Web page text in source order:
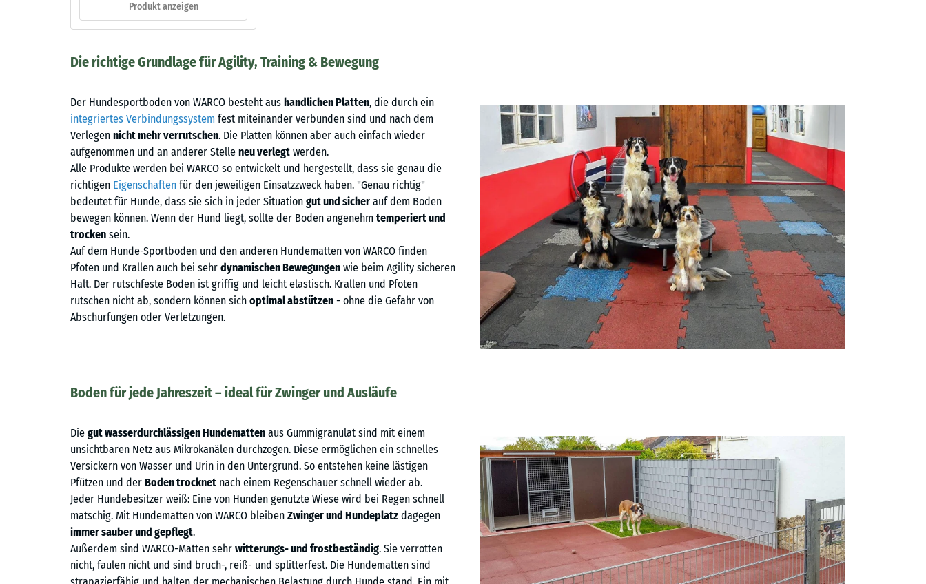
Produkt anzeigen
Die richtige Grundlage für Agility, Training & Bewegung
Der Hundesportboden von WARCO besteht aus handlichen Platten, die durch ein
integriertes Verbindungssystem fest miteinander verbunden sind und nach dem
Verlegen nicht mehr verrutschen. Die Platten können aber auch einfach wieder
aufgenommen und an anderer Stelle neu verlegt werden.
Alle Produkte werden bei WARCO so entwickelt und hergestellt, dass sie genau die
richtigen Eigenschaften für den jeweiligen Einsatzzweck haben. "Genau richtig"
bedeutet für Hunde, dass sie sich in jeder Situation gut und sicher auf dem Boden
bewegen können. Wenn der Hund liegt, sollte der Boden angenehm temperiert und
trocken sein.
Auf dem Hunde-Sportboden und den anderen Hundematten von WARCO finden
Pfoten und Krallen auch bei sehr dynamischen Bewegungen wie beim Agility sicheren
Halt. Der rutschfeste Boden ist griffig und leicht elastisch. Krallen und Pfoten
rutschen nicht ab, sondern können sich optimal abstützen - ohne die Gefahr von
Abschürfungen oder Verletzungen.
Boden für jede Jahreszeit – ideal für Zwinger und Ausläufe
Die gut wasserdurchlässigen Hundematten aus Gummigranulat sind mit einem
unsichtbaren Netz aus Mikrokanälen durchzogen. Diese ermöglichen ein schnelles
Versickern von Wasser und Urin in den Untergrund. So entstehen keine lästigen
Pfützen und der Boden trocknet nach einem Regenschauer schnell wieder ab.
Jeder Hundebesitzer weiß: Eine von Hunden genutzte Wiese wird bei Regen schnell
matschig. Mit Hundematten von WARCO bleiben Zwinger und Hundeplatz dagegen
immer sauber und gepflegt.
Außerdem sind WARCO-Matten sehr witterungs- und frostbeständig. Sie verrotten
nicht, faulen nicht und sind bruch-, reiß- und splitterfest. Die Hundematten sind
strapazierfähig und halten der mechanischen Belastung durch Hunde stand. Ein mit